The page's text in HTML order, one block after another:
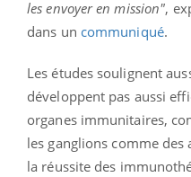
les envoyer en mission",
dans un communiqué.
Les études soulignent
développent pas aussi
organes immunitaires,
les ganglions comme
la réussite des